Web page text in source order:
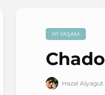
İYI YAŞAM
Hazal Alyagut